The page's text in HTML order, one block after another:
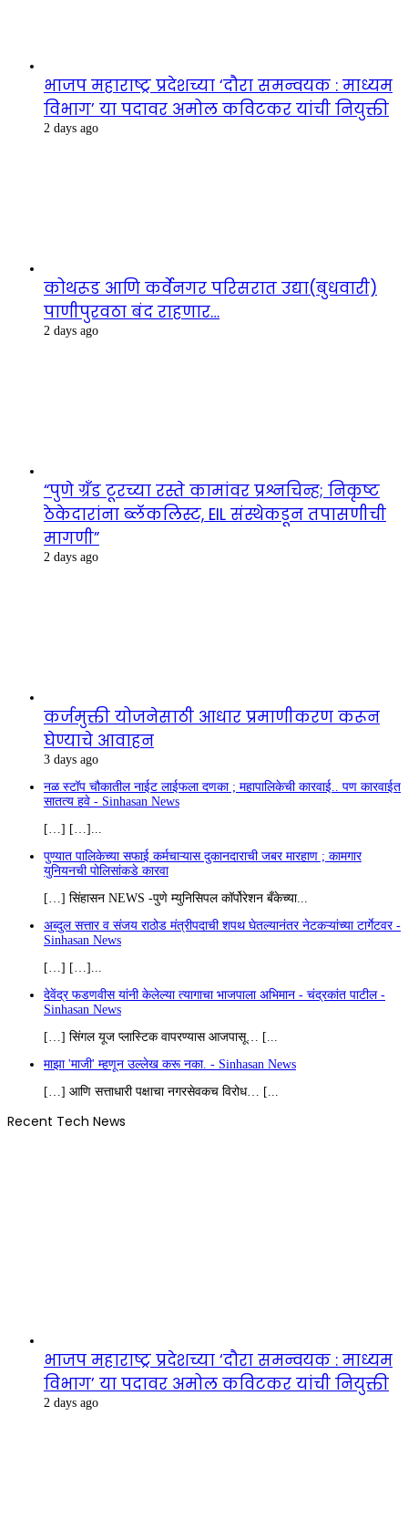
भाजप महाराष्ट्र प्रदेशच्या ‘दौरा समन्वयक : माध्यम
विभाग’ या पदावर अमोल कविटकर यांची नियुक्ती
2 days ago
कोथरूड आणि कर्वेनगर परिसरात उद्या(बुधवारी)
पाणीपुरवठा बंद राहणार…
2 days ago
“पुणे ग्रँड टूरच्या रस्ते कामांवर प्रश्नचिन्ह; निकृष्ट
ठेकेदारांना ब्लॅकलिस्ट, EIL संस्थेकडून तपासणीची
मागणी”
2 days ago
कर्जमुक्ती योजनेसाठी आधार प्रमाणीकरण करून
घेण्याचे आवाहन
3 days ago
नळ स्टॉप चौकातील नाईट लाईफला दणका ; महापालिकेची कारवाई.. पण कारवाईत
सातत्य हवे - Sinhasan News
[…] […]...
पुण्यात पालिकेच्या सफाई कर्मचाऱ्यास दुकानदाराची जबर मारहाण ; कामगार
युनियनची पोलिसांकडे कारवा
[…] सिंहासन NEWS -पुणे म्युनिसिपल कॉर्पोरेशन बँकेच्या...
अब्दुल सत्तार व संजय राठोड मंत्रीपदाची शपथ घेतल्यानंतर नेटकऱ्यांच्या टार्गेटवर -
Sinhasan News
[…] […]...
देवेंद्र फडणवीस यांनी केलेल्या त्यागाचा भाजपाला अभिमान - चंद्रकांत पाटील -
Sinhasan News
[…] सिंगल यूज प्लास्टिक वापरण्यास आजपासू… [...
माझा 'माजी' म्हणून उल्लेख करू नका. - Sinhasan News
[…] आणि सत्ताधारी पक्षाचा नगरसेवकच विरोध… [...
Recent Tech News
भाजप महाराष्ट्र प्रदेशच्या ‘दौरा समन्वयक : माध्यम
विभाग’ या पदावर अमोल कविटकर यांची नियुक्ती
2 days ago